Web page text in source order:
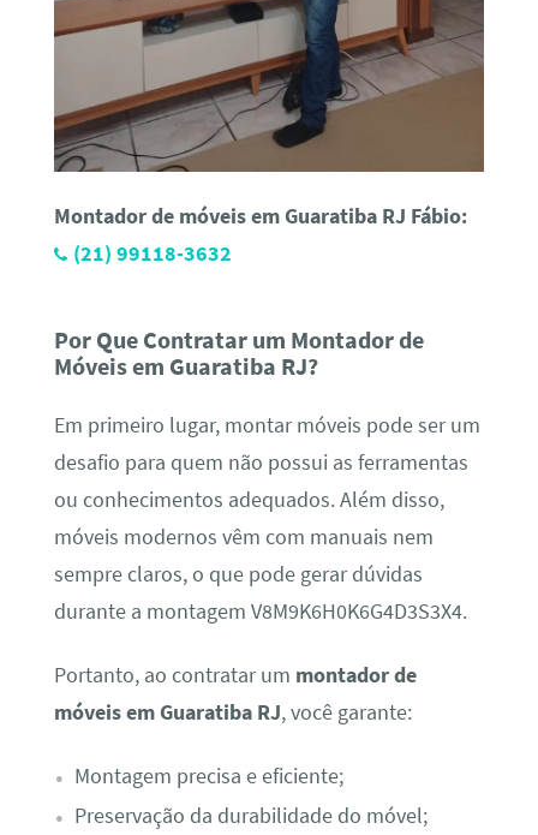
Montador de móveis em Guaratiba RJ Fábio:
(21) 99118-3632
Por Que Contratar um Montador de
Móveis em Guaratiba RJ?
Em primeiro lugar, montar móveis pode ser um
desafio para quem não possui as ferramentas
ou conhecimentos adequados. Além disso,
móveis modernos vêm com manuais nem
sempre claros, o que pode gerar dúvidas
durante a montagem V8M9K6H0K6G4D3S3X4.
Portanto, ao contratar um montador de
móveis em Guaratiba RJ, você garante:
Montagem precisa e eficiente;
Preservação da durabilidade do móvel;